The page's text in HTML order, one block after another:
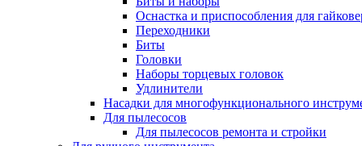
Оснастка и приспособления для
Переходники
Биты
Головки
Наборы торцевых головок
Удлинители
Насадки для многофункционального
Для пылесосов
Для пылесосов ремонта и стройки